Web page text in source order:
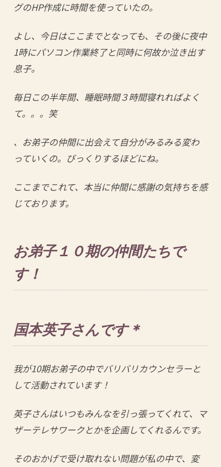
グのHP作成に時間を使っていたの。
よし、今日はここまでとなっても、その後に夜中
1時にパソコン作業終了と同時に何故か泣き出す
息子。
毎日この半年間、睡眠時間３時間寝れればよく
て。。。笑
、お弟子の仲間に出会えて自分がみるみる変わ
っていくの。びっくりするほどにね。
ここまでこれて、本当に仲間に感謝の気持ちを感
じております。
お弟子１０期の仲間たちで
す！
国本英子さんです＊
我が10期お弟子の中でバリバリカウンセラーと
して活動されています！
英子さんはいつもみんなを引っ張ってくれて、マ
ザーテレサワークとかを企画してくれるんです。
そのおかげで受け取れない問題が私の中で、変